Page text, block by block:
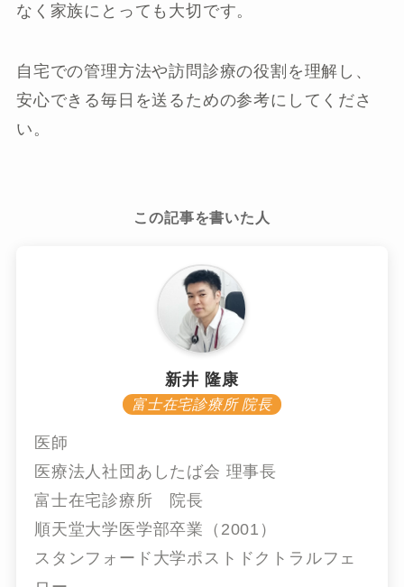
なく家族にとっても大切です。
自宅での管理方法や訪問診療の役割を理解し、
安心できる毎日を送るための参考にしてくださ
い。
この記事を書いた人
新井 隆康
富士在宅診療所 院長
医師
医療法人社団あしたば会 理事長
富士在宅診療所 院長
順天堂大学医学部卒業（2001）
スタンフォード大学ポストドクトラルフェ